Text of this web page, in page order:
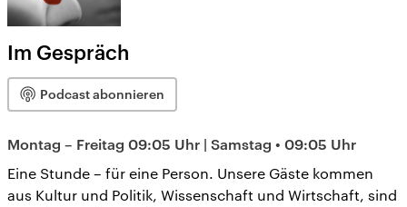
Im Gespräch
Podcast abonnieren
Montag – Freitag 09:05 Uhr | Samstag • 09:05 Uhr
Eine Stunde – für eine Person. Unsere Gäste kommen
aus Kultur und Politik, Wissenschaft und Wirtschaft, sind